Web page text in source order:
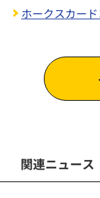
ホークスカー
関連ニュース